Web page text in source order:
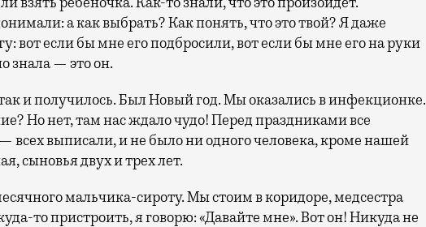
а как выбрать? Как понять, что это твой? Я даже
вот если бы мне его подбросили, вот если бы мне его на руки
знала — это он.
и получилось. Был Новый год. Мы оказались в инфекционке.
Но нет, там нас ждало чудо! Перед праздниками все
всех выписали, и не было ни одного человека, кроме нашей
сыновья двух и трех лет.
мальчика-сироту. Мы стоим в коридоре, медсестра
то пристроить, я говорю: «Давайте мне». Вот он! Никуда не